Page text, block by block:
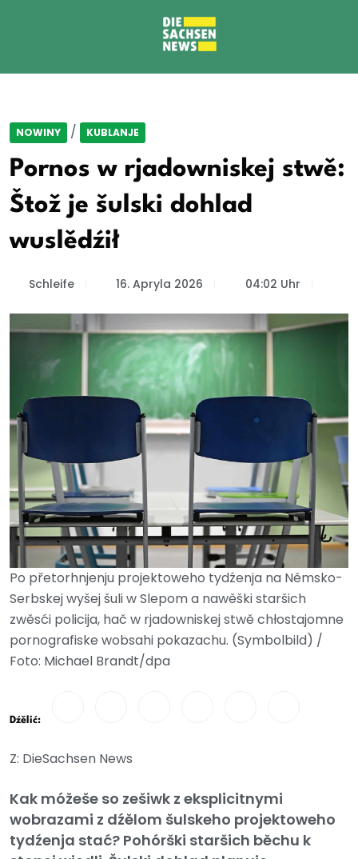
NOWINY / KUBLANJE
Pornos w rjadowniskej stwě:
Štož je šulski dohlad
wuslědźił
Schleife 16. Apryla 2026 04:02 Uhr
Po přetorhnjenju projektoweho tydźenja na Němsko-
Serbskej wyšej šuli w Slepom a nawěški staršich
zwěsći policija, hač w rjadowniskej stwě chłostajomne
pornografiske wobsahi pokazachu. (Symbolbild) /
Foto: Michael Brandt/dpa
Dźělić:
Z: DieSachsen News
Kak móžeše so zešiwk z eksplicitnymi
wobrazami z dźělom šulskeho projektoweho
tydźenja stać? Pohórški staršich běchu k